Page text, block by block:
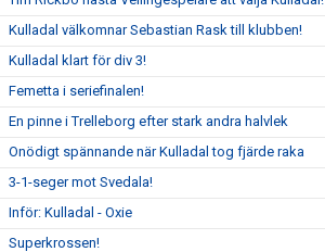
Kulladal välkomnar Sebastian Rask till klubben!
Kulladal klart för div 3!
Femetta i seriefinalen!
En pinne i Trelleborg efter stark andra halvlek
Onödigt spännande när Kulladal tog fjärde raka
3-1-seger mot Svedala!
Inför: Kulladal - Oxie
Superkrossen!